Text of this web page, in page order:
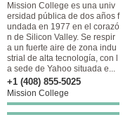
Mission College es una univ
ersidad pública de dos años f
undada en 1977 en el corazó
n de Silicon Valley. Se respir
a un fuerte aire de zona indu
strial de alta tecnología, con l
a sede de Yahoo situada e...
+1 (408) 855-5025
Mission College